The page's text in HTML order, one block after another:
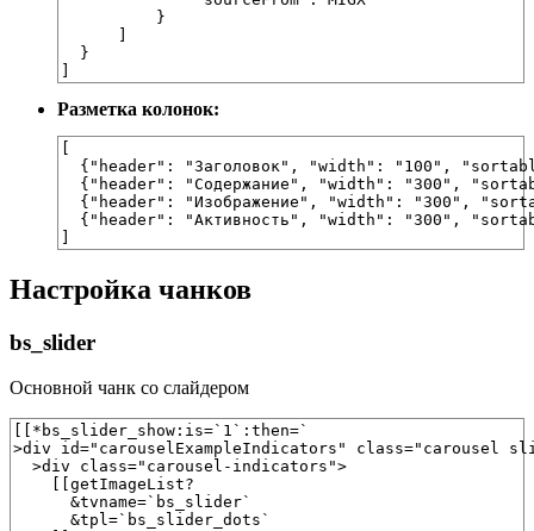
          }
  }
Разметка колонок:
{"header": "Заголовок", "width": "100",
{"header": "Содержание", "width": "300",
{"header": "Изображение", "width": "300",
{"header": "Активность", "width": "300",
Настройка чанков
bs_slider
Основной чанк со слайдером
[[*bs_slider_show:is=`1`:then=`
>div id="carouselExampleIndicators" class="carousel
  >div class="carousel-indicators">
    [[getImageList?
      &tvname=`bs_slider`
      &tpl=`bs_slider_dots`